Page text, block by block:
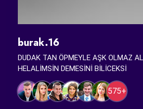
burak.16
DUDAK TAN ÖPMEYLE AŞK OLMAZ
HELALİMSİN DEMESİNİ BİLİCEKSİ
575+